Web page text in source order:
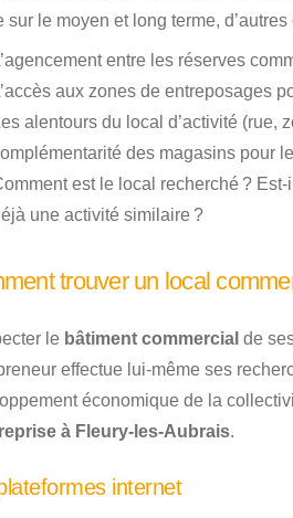
sur le moyen et long terme,
entre les réserves
aux zones de entreposages
alentours du local d’activité (rue,
des magasins pour
est le local recherché ?
une activité similaire ?
trouver un local
le bâtiment commercial de
effectue lui-même ses
économique de la
à Fleury-les-Aubrais.
internet